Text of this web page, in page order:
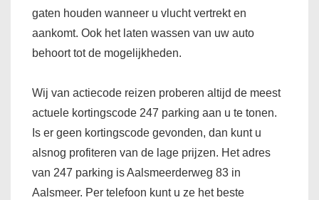
gaten houden wanneer u vlucht vertrekt en
aankomt. Ook het laten wassen van uw auto
behoort tot de mogelijkheden.
Wij van actiecode reizen proberen altijd de meest
actuele kortingscode 247 parking aan u te tonen.
Is er geen kortingscode gevonden, dan kunt u
alsnog profiteren van de lage prijzen. Het adres
van 247 parking is Aalsmeerderweg 83 in
Aalsmeer. Per telefoon kunt u ze het beste